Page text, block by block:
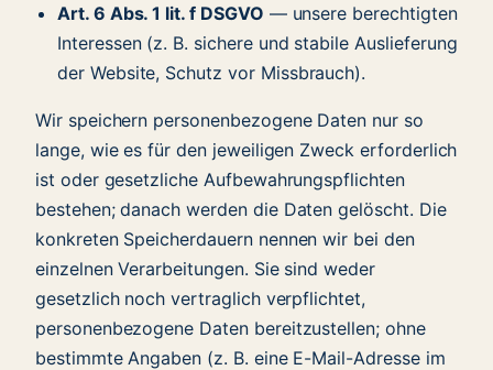
Art. 6 Abs. 1 lit. f DSGVO — unsere berechtigten
Interessen (z. B. sichere und stabile Auslieferung
der Website, Schutz vor Missbrauch).
Wir speichern personenbezogene Daten nur so
lange, wie es für den jeweiligen Zweck erforderlich
ist oder gesetzliche Aufbewahrungspflichten
bestehen; danach werden die Daten gelöscht. Die
konkreten Speicherdauern nennen wir bei den
einzelnen Verarbeitungen. Sie sind weder
gesetzlich noch vertraglich verpflichtet,
personenbezogene Daten bereitzustellen; ohne
bestimmte Angaben (z. B. eine E-Mail-Adresse im